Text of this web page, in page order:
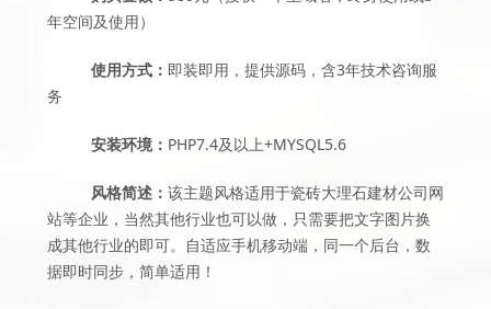
年空间及使用）
使用方式： 即装即用，提供源码，含3年技术咨询服
务
安装环境： PHP7.4及以上+MYSQL5.6
风格简述： 该主题风格适用于瓷砖大理石建材公司网
站等企业，当然其他行业也可以做，只需要把文字图片换
成其他行业的即可。自适应手机移动端，同一个后台，数
据即时同步，简单适用！